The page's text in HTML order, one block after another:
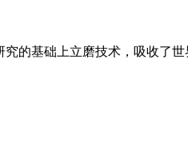
的基础上立磨技术，吸收了